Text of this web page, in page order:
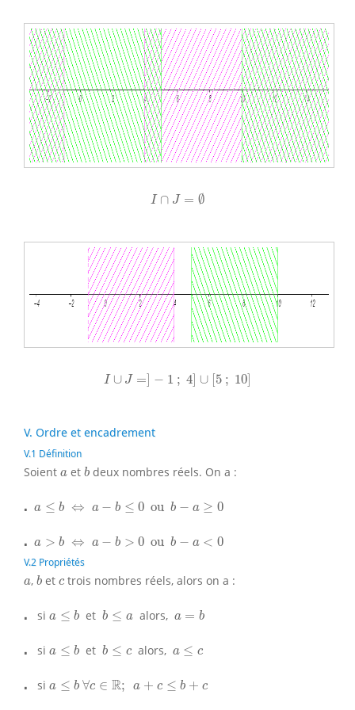
I ∩ J = ∅
I∩J =∅
I ∪ J = − 1 ; 4 ∪ 5 ; 10
I∪ J=] 1 ]∪[ 5; 10]
V. Ordre et encadrement
V.1 Définition
Soient a
a et b
b deux nombres réels. On a :
⋅ a ≤ b ⇔ a − b ≤ 0 ou b − a ≥ 0
a ≤b ⇔ a b ou b−a ≥0
⋅ a > b ⇔ a − b > 0 ou b − a < 0
a >b ⇔ a b ou b−a <0
V.2 Propriétés
a
a, b
b et c
c trois nombres réels, alors on a :
⋅⋅ si a ≤ b
a ≤b et b ≤ a
b ≤a alors, a = b
a
⋅⋅ si a ≤ b
a ≤b et b ≤ c
b ≤c alors, a ≤ c
a ≤c
⋅⋅ si a ≤ b ∀c ∈ R; a + c ≤ b + c
a ≤b ∀c∈R ; a +c ≤ b+ c